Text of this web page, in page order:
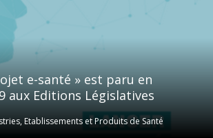
e-santé » est paru en
aux Editions Législatives
Etablissements et Produits de Santé
Etablissements et Produits de Santé